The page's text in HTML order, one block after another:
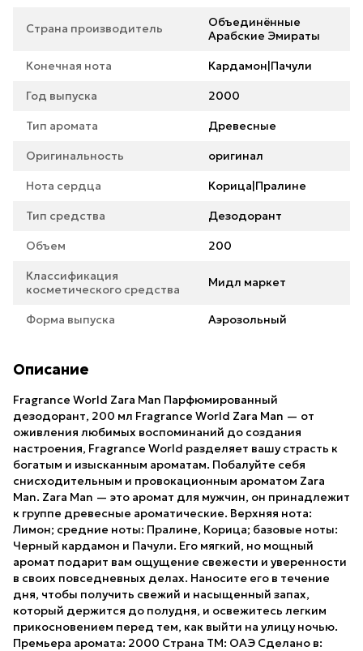
Страна производитель
Объединённые
Арабские Эмираты
Конечная нота Кардамон|Пачули
Год выпуска 2000
Тип аромата Древесные
Оригинальность оригинал
Нота сердца Корица|Пралине
Тип средства Дезодорант
Объем 200
Классификация
косметического средства
Мидл маркет
Форма выпуска Аэрозольный
Описание
Fragrance World Zara Man Парфюмированный
дезодорант, 200 мл Fragrance World Zara Man — от
оживления любимых воспоминаний до создания
настроения, Fragrance World разделяет вашу страсть к
богатым и изысканным ароматам. Побалуйте себя
снисходительным и провокационным ароматом Zara
Man. Zara Man — это аромат для мужчин, он принадлежит
к группе древесные ароматические. Верхняя нота:
Лимон; средние ноты: Пралине, Корица; базовые ноты:
Черный кардамон и Пачули. Его мягкий, но мощный
аромат подарит вам ощущение свежести и уверенности
в своих повседневных делах. Наносите его в течение
дня, чтобы получить свежий и насыщенный запах,
который держится до полудня, и освежитесь легким
прикосновением перед тем, как выйти на улицу ночью.
Премьера аромата: 2000 Страна ТМ: ОАЭ Сделано в: